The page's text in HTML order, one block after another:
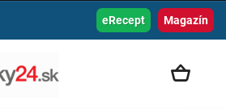
Magazín
eRecept